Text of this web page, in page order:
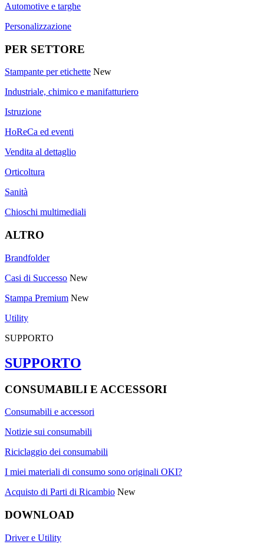
Automotive e targhe
Personalizzazione
PER SETTORE
Stampante per etichette New
Industriale, chimico e manifatturiero
Istruzione
HoReCa ed eventi
Vendita al dettaglio
Orticoltura
Sanità
Chioschi multimediali
ALTRO
Brandfolder
Casi di Successo New
Stampa Premium New
Utility
SUPPORTO
SUPPORTO
CONSUMABILI E ACCESSORI
Consumabili e accessori
Notizie sui consumabili
Riciclaggio dei consumabili
I miei materiali di consumo sono originali OKI?
Acquisto di Parti di Ricambio New
DOWNLOAD
Driver e Utility